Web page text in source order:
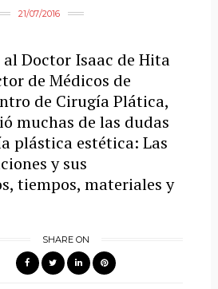
21/07/2016
Doctor Isaac de Hita
de Médicos de
de Cirugía Plática,
muchas de las dudas
plástica estética: Las
y sus
tiempos, materiales y
SHARE ON